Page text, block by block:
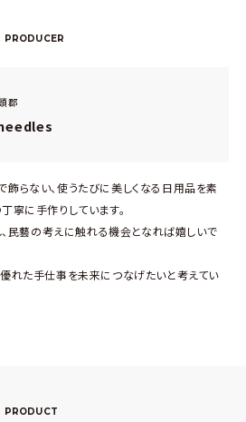
PRODUCER
郡
飾らない、使うたびに美しくなる日用品を素
寧に手作りしています。
民藝の考えに触れる機会となれば嬉しいで
優れた手仕事を未来につなげたいと考えてい
PRODUCT